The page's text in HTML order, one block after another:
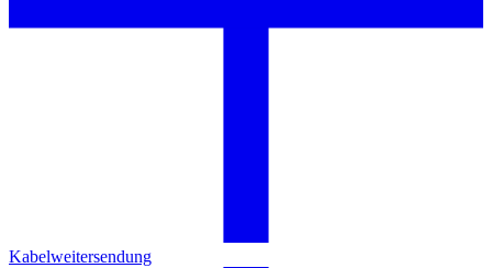
Kabelweitersendung